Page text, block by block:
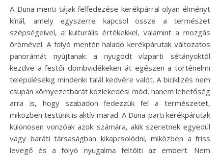
A Duna menti tájak felfedezése kerékpárral olyan élményt
kínál, amely egyszerre kapcsol össze a természet
szépségeivel, a kulturális értékekkel, valamint a mozgás
örömével. A folyó mentén haladó kerékpárutak változatos
panorámát nyújtanak: a nyugodt vízparti sétányoktól
kezdve a festői dombvidékeken át egészen a történelmi
településekig mindenki talál kedvére valót. A biciklizés nem
csupán környezetbarát közlekedési mód, hanem lehetőség
arra is, hogy szabadon fedezzük fel a természetet,
miközben testünk is aktív marad. A Duna-parti kerékpárutak
különösen vonzóak azok számára, akik szeretnek egyedül
vagy baráti társaságban kikapcsolódni, miközben a friss
levegő és a folyó nyugalma feltölti az embert. Nem